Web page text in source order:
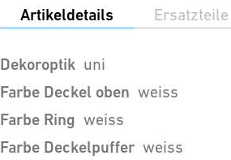
Artikeldetails Ersatzteile
Dekoroptik uni
Farbe Deckel oben weiss
Farbe Ring weiss
Farbe Deckelpuffer weiss